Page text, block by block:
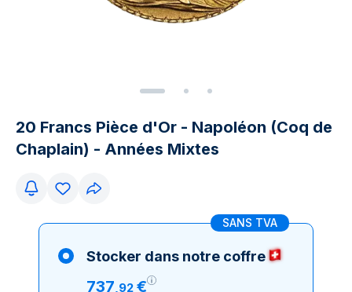
20 Francs Pièce d'Or - Napoléon (Coq de
Chaplain) - Années Mixtes
SANS TVA
Stocker dans notre coffre
737,92 €